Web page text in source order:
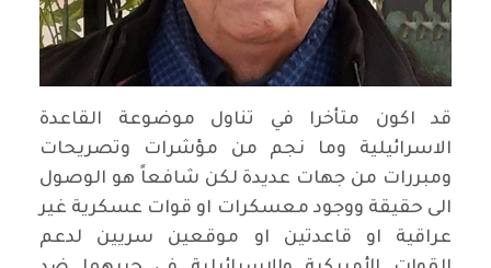
قد اكون متأخرا في تناول موضوعة القاعدة
الاسرائيلية وما نجم من مؤشرات وتصريحات
ومبررات من جهات عديدة لكن شافعاً هو الوصول
الى حقيقة ووجود معسكرات او قوات عسكرية غير
عراقية او قاعدتين او موقعين سريين لدعم